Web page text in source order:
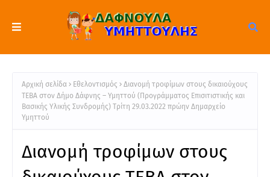
Αρχική σελίδα Εθελοντισμός
Διανομή τροφίμων στους δικαιούχους
ΤΕΒΑ στον Δήμο Δάφνης – Υμηττού (Προγράμματος Επισιτιστικής και
Βασικής Υλικής Συνδρομής) Τρίτη 29.03.2022 πρώην Δημαρχείο
Υμηττού
Διανομή τροφίμων στους